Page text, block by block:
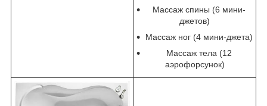
Массаж спины (6 мини-
джетов)
Массаж ног (4 мини-джета)
Массаж тела (12
аэрофорсунок)